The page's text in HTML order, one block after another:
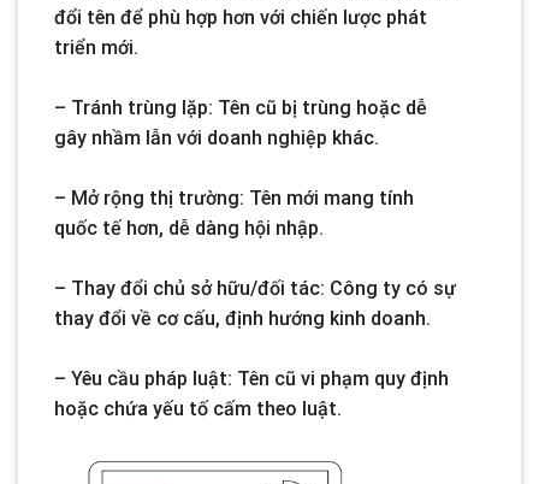
đổi tên để phù hợp hơn với chiến lược phát
triển mới.
– Tránh trùng lặp: Tên cũ bị trùng hoặc dễ
gây nhầm lẫn với doanh nghiệp khác.
– Mở rộng thị trường: Tên mới mang tính
quốc tế hơn, dễ dàng hội nhập.
– Thay đổi chủ sở hữu/đối tác: Công ty có sự
thay đổi về cơ cấu, định hướng kinh doanh.
– Yêu cầu pháp luật: Tên cũ vi phạm quy định
hoặc chứa yếu tố cấm theo luật.